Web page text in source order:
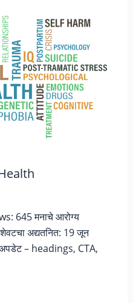
645 मनाचे आरोग्य
अद्यतनित: 19 जून
– headings, CTA,